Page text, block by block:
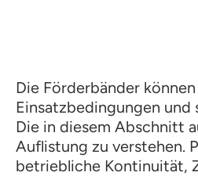
Die Förderbänder
Einsatzbedingungen
Die in diesem Abschnitt
Auflistung zu verstehen.
betriebliche Kontinuität,